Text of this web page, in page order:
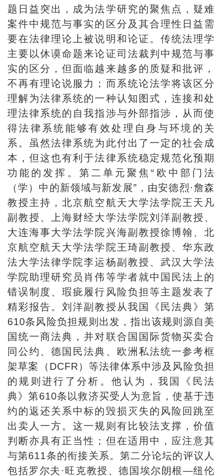
题日益突出，成为法学研究的聚焦点，疑难
案件中规范与事实的区分及其合理性日益需
要在法律理论上被说明和论证。传统法理学
主要以休谟命题来论证司法裁判中规范与事
实的区分，但面临越来越多的质疑和批评，
不再有理论说服力；而系统论法学将该区分
理解为法律系统的一种认知图式，连接和处
理法律系统的自我指涉与外部指涉，从而使
得法律系统能够有效处理自身与环境的关
系。虽然法律系统为此付出了一定的社会成
本，但这也有利于法律系统稳定规范化预期
功能的发挥。第二单元聚焦“欧中部门法
（学）中的新领域与新发展”，由安德烈·詹森
教授主持，北京航空航天大学法学院王天凡
副教授、上海财经大学法学院刘洋副教授、
大连海事大学法学院兴海副教授徐博翰、北
京航空航天大学法学院王琦副教授、华东政
法大学法律学院李运杨副教授、武汉大学法
学院助理研究员肖伟等学者就中国民法上的
错误制度、瑕疵履行风险负担等主题发表了
精彩报告。刘洋副教授从我国《民法典》第
610条风险负担规则出发，指出该规则源自美
国统一商法典，并对联合国国际货物买卖合
同公约、德国民法典、欧洲私法统一参考框
架草案（DCFR）等法律体系中涉及风险负担
的规则进行了分析。他认为，我国《民法
典》第610条以救济买受人为意旨，使基于违
约的返还关系中标的毁损灭失的风险回跳至
出卖人一方。这一规则有比较法支撑，价值
判断亦具有正当性；但在适用中，应注意其
与第611条的衔接关系。第二分论坛的评议人
包括罗尔夫·旺克教授、德国埃尔朗根—纽伦